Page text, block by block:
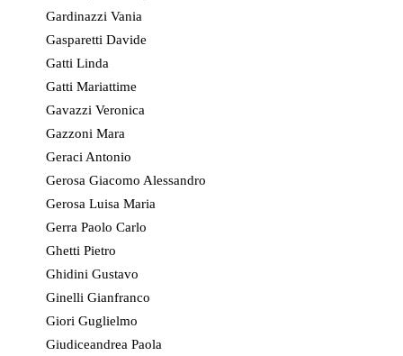
Gardinazzi Vania
Gasparetti Davide
Gatti Linda
Gatti Mariattime
Gavazzi Veronica
Gazzoni Mara
Geraci Antonio
Gerosa Giacomo Alessandro
Gerosa Luisa Maria
Gerra Paolo Carlo
Ghetti Pietro
Ghidini Gustavo
Ginelli Gianfranco
Giori Guglielmo
Giudiceandrea Paola